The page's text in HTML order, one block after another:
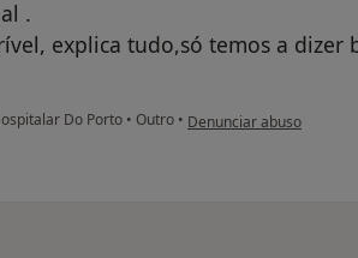
.
explica tudo,só temos a dizer
Do Porto • Outro • na opinião do utilizador
Denunciar abuso